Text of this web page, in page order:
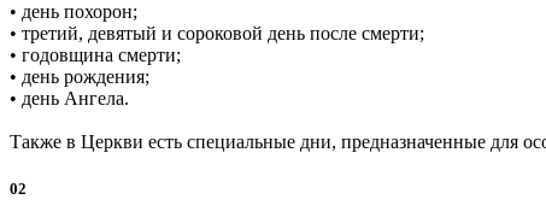
• день похорон;
• третий, девятый и сороковой день после смерти;
• годовщина смерти;
• день рождения;
• день Ангела.
Также в Церкви есть специальные дни, предназначенные для
02